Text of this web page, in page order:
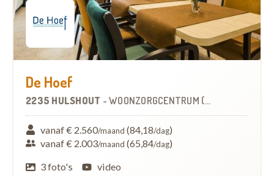
De Hoef
2235 HULSHOUT - WOONZORGCENTRUM (WZC)
vanaf € 2.560/maand (84,18/dag)
vanaf € 2.003/maand (65,84/dag)
3 foto's
video